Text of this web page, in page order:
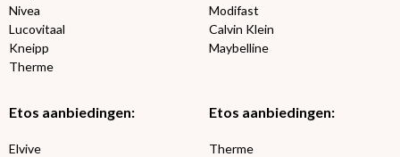
Nivea
Lucovitaal
Kneipp
Therme
Modifast
Calvin Klein
Maybelline
Etos aanbiedingen:
Elvive
Etos aanbiedingen:
Therme